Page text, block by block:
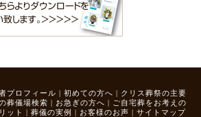
プロフィール | 初めての方へ | クリス葬祭の主要
葬儀場検索 | お急ぎの方へ | ご自宅葬をお考えの
ット | 葬儀の実例 | お客様のお声 | サイトマップ